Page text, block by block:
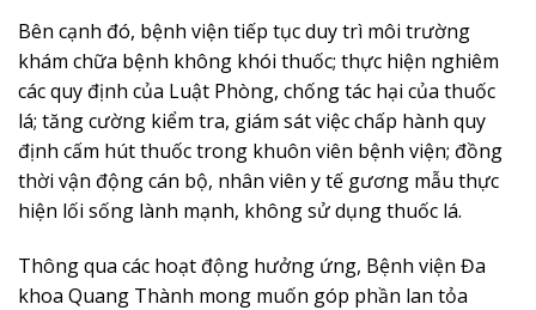
Bên cạnh đó, bệnh viện tiếp tục duy trì môi trường
khám chữa bệnh không khói thuốc; thực hiện nghiêm
các quy định của Luật Phòng, chống tác hại của thuốc
lá; tăng cường kiểm tra, giám sát việc chấp hành quy
định cấm hút thuốc trong khuôn viên bệnh viện; đồng
thời vận động cán bộ, nhân viên y tế gương mẫu thực
hiện lối sống lành mạnh, không sử dụng thuốc lá.
Thông qua các hoạt động hưởng ứng, Bệnh viện Đa
khoa Quang Thành mong muốn góp phần lan tỏa